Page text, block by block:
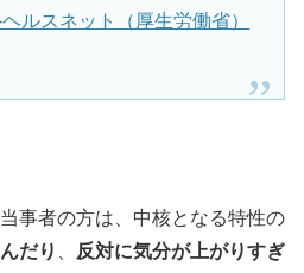
ルスネット（厚生労働省）
事者の方は、中核となる特性の
だり
反対に気分が上がりすぎ